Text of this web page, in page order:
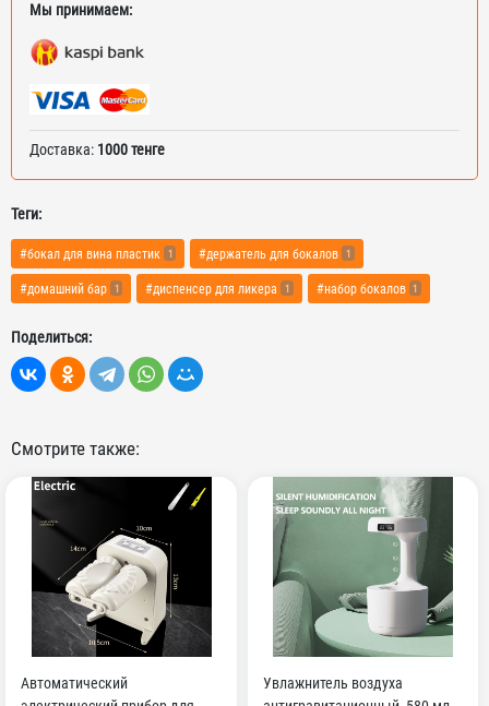
Мы принимаем:
Доставка: 1000 тенге
Теги:
#бокал для вина пластик 1 #держатель для бокалов 1
#домашний бар 1 #диспенсер для ликера 1 #набор бокалов 1
Поделиться:
Смотрите также:
Автоматический
Увлажнитель воздуха